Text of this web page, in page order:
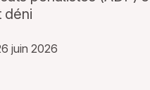
déni
juin 2026